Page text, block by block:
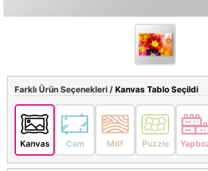
Farklı Ürün Seçenekleri / Kanvas Tablo Seçildi
Kanvas Cam Mdf Puzzle